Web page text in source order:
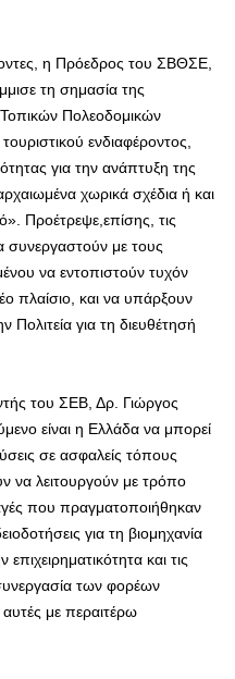
η Πρόεδρος του ΣΒΘΣΕ,
τη σημασία της
Πολεοδομικών
ενδιαφέροντος,
για την ανάπτυξη της
χωρικά σχέδια ή και
Προέτρεψε,επίσης, τις
συνεργαστούν με τους
να εντοπιστούν τυχόν
πλαίσιο, και να υπάρξουν
Πολιτεία για τη διευθέτησή
του ΣΕΒ, Δρ. Γιώργος
είναι η Ελλάδα να μπορεί
σε ασφαλείς τόπους
να λειτουργούν με τρόπο
που πραγματοποιήθηκαν
για τη βιομηχανία
και τις
των φορέων
με περαιτέρω